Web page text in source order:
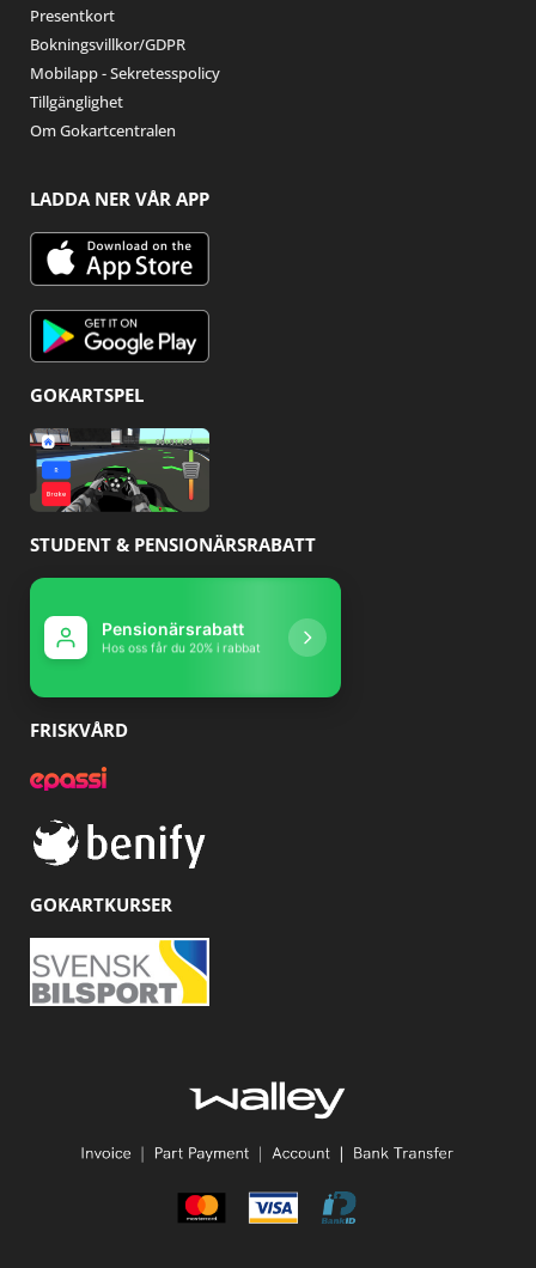
Presentkort
Bokningsvillkor/GDPR
Mobilapp - Sekretesspolicy
Tillgänglighet
Om Gokartcentralen
LADDA NER VÅR APP
GOKARTSPEL
STUDENT & PENSIONÄRSRABATT
Pensionärsrabatt
Hos oss får du 20% i rabbat
FRISKVÅRD
GOKARTKURSER